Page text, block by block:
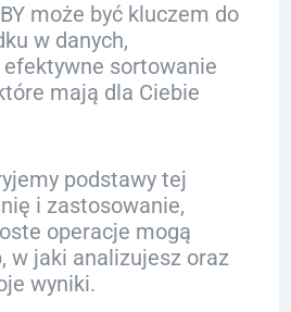
może być kluczem do
w danych,
sortowanie
mają dla Ciebie
podstawy tej
i zastosowanie,
operacje mogą
w jaki analizujesz oraz
wyniki.